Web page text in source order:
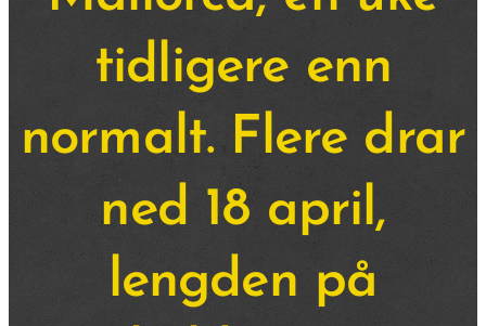
tidligere enn
normalt. Flere drar
ned 18 april,
lengden på